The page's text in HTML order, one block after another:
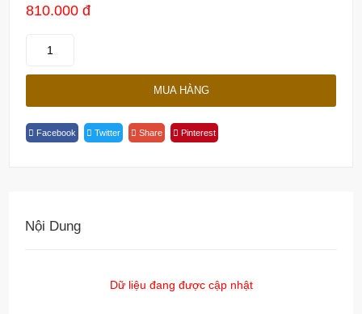
810.000 đ
MUA HÀNG
Facebook Twitter Share Pinterest
Nội Dung
Dữ liệu đang được cập nhật